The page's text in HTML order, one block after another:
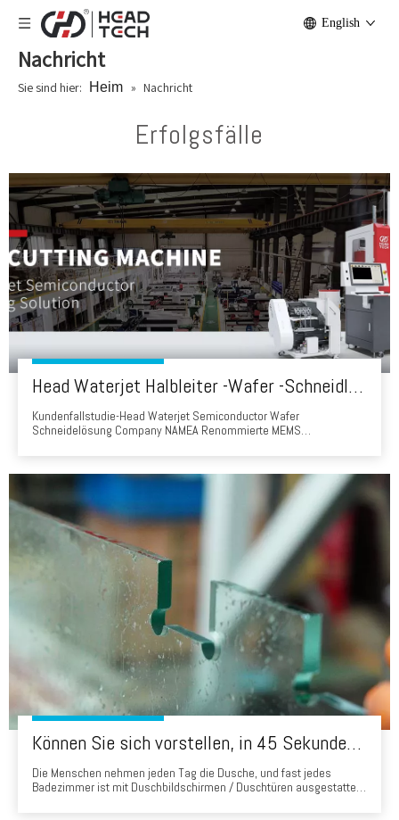
English
Nachricht
Sie sind hier: Heim » Nachricht
Erfolgsfälle
Head Waterjet Halbleiter -Wafer -Schneidlösung
Kundenfallstudie-Head Waterjet Semiconductor Wafer
Schneidelösung Company NAMEA Renommierte MEMS
MEMS Manufacturing Research Institute, das sich auf Wafer
Semiconductor Cut-Forschung spezialisiert hat
Können Sie sich vorstellen, in 45 Sekunden ein Badglas zu produzieren? Wasserstrahl -Schneidglaslösung
Die Menschen nehmen jeden Tag die Dusche, und fast jedes
Badezimmer ist mit Duschbildschirmen / Duschtüren ausgestattet,